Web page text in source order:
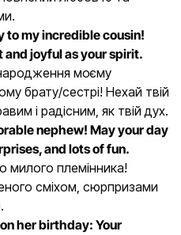
to my incredible cousin!
and joyful as your spirit.
моєму
брату/сестрі! Нехай твій
і радісним, як твій дух.
nephew! May your day
and lots of fun.
племінника!
сміхом, сюрпризами
her birthday: Your